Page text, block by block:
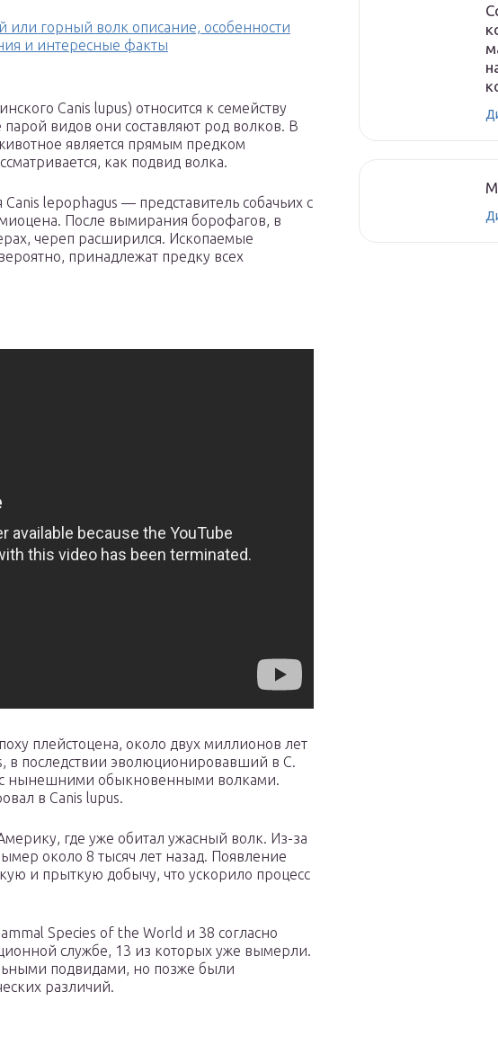
или горный волк описание, особенности
и интересные факты
Canis lupus) относится к семейству
видов они составляют род волков. В
является прямым предком
как подвид волка.
lepophagus — представитель собачьих с
После вымирания борофагов, в
череп расширился. Ископаемые
принадлежат предку всех
плейстоцена, около двух миллионов лет
в последствии эволюционировавший в С.
с нынешними обыкновенными волками.
в Canis lupus.
где уже обитал ужасный волк. Из-за
около 8 тысяч лет назад. Появление
и прыткую добычу, что ускорило процесс
Species of the World и 38 согласно
службе, 13 из которых уже вымерли.
подвидами, но позже были
различий.